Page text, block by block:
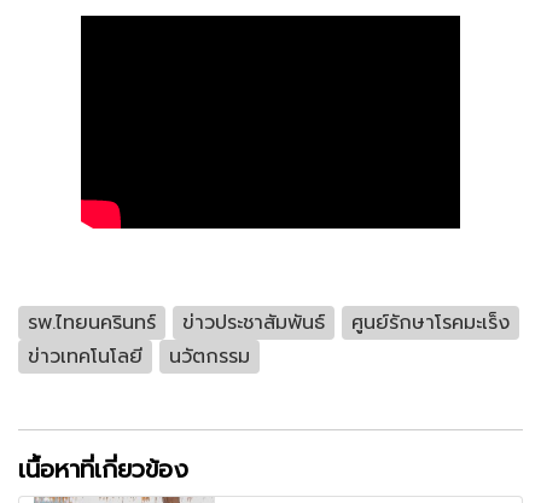
รพ.ไทยนครินทร์ ข่าวประชาสัมพันธ์
ศูนย์รักษาโรคมะเร็ง
ข่าวเทคโนโลยี
นวัตกรรม
เนื้อหาที่เกี่ยวข้อง